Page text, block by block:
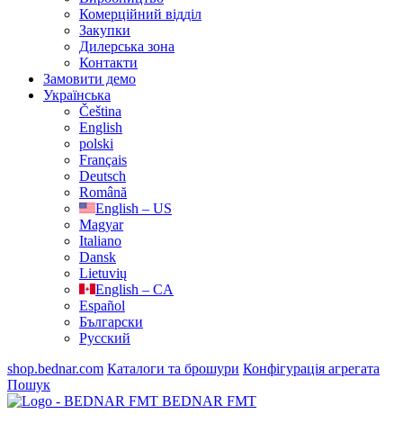
Комерційний відділ
Закупки
Дилерська зона
Контакти
Замовити демо
Українська
Čeština
English
polski
Français
Deutsch
Română
English – US
Magyar
Italiano
Dansk
Lietuvių
English – CA
Español
Български
Русский
shop.bednar.com Каталоги та брошури Конфігурація агрегата
Пошук
BEDNAR FMT